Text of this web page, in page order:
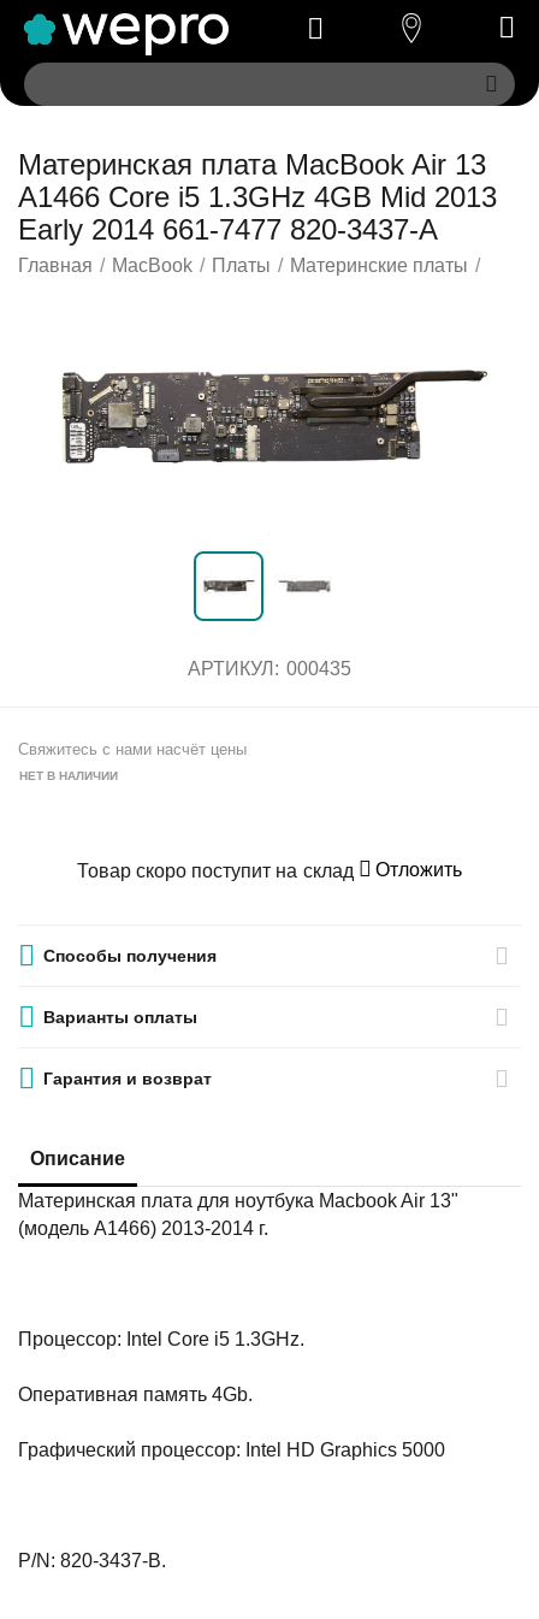
Материнская плата MacBook Air 13
A1466 Core i5 1.3GHz 4GB Mid 2013
Early 2014 661-7477 820-3437-A
Главная / MacBook / Платы / Материнские платы /
АРТИКУЛ: 000435
Свяжитесь с нами насчёт цены
НЕТ В НАЛИЧИИ
Товар скоро поступит на склад Отложить
Способы получения
Варианты оплаты
Гарантия и возврат
Описание
Материнская плата для ноутбука Macbook Air 13"
(модель A1466) 2013-2014 г.
Процессор: Intel Core i5 1.3GHz.
Оперативная память 4Gb.
Графический процессор: Intel HD Graphics 5000
P/N: 820-3437-B.